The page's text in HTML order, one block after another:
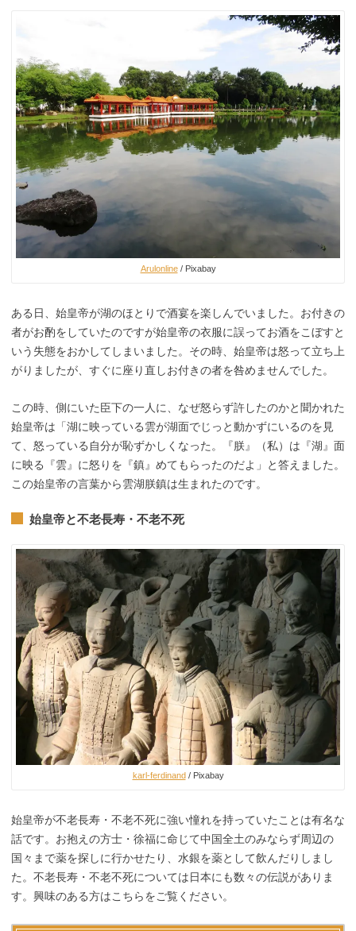
Arulonline/ Pixabay
ある日、始皇帝が湖のほとりで酒宴を楽しんでいました。お付きの
者がお酌をしていたのですが始皇帝の衣服に誤ってお酒をこぼすと
いう失態をおかしてしまいました。その時、始皇帝は怒って立ち上
がりましたが、すぐに座り直しお付きの者を咎めませんでした。
この時、側にいた臣下の一人に、なぜ怒らず許したのかと聞かれた
始皇帝は「湖に映っている雲が湖面でじっと動かずにいるのを見
て、怒っている自分が恥ずかしくなった。『朕』（私）は『湖』面
に映る『雲』に怒りを『鎮』めてもらったのだよ」と答えました。
この始皇帝の言葉から雲湖朕鎮は生まれたのです。
始皇帝と不老長寿・不老不死
karl-ferdinand/ Pixabay
始皇帝が不老長寿・不老不死に強い憧れを持っていたことは有名な
話です。お抱えの方士・徐福に命じて中国全土のみならず周辺の
国々まで薬を探しに行かせたり、水銀を薬として飲んだりしまし
た。不老長寿・不老不死については日本にも数々の伝説がありま
す。興味のある方はこちらをご覧ください。